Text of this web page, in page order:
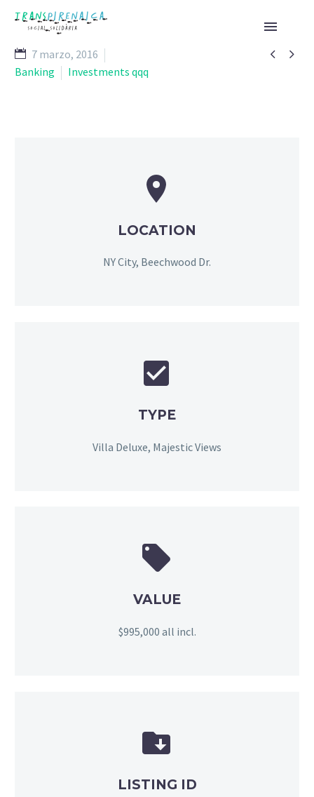
 
7 marzo, 2016
Banking
Investments qqq


LOCATION
NY City, Beechwood Dr.


TYPE
Villa Deluxe, Majestic Views


VALUE
$995,000 all incl.


LISTING ID